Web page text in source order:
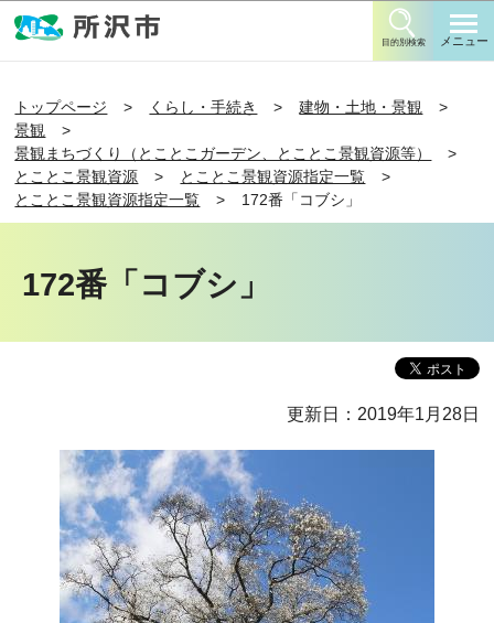
目的別検索 メニュー
トップページ くらし・手続き
建物・土地・景観
景観
景観まちづくり（とことこガーデン、とことこ景観資源等）
とことこ景観資源
とことこ景観資源指定一覧
とことこ景観資源指定一覧
172番「コブシ」
172番「コブシ」
更新日：2019年1月28日